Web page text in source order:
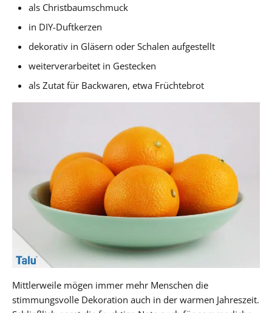
als Christbaumschmuck
in DIY-Duftkerzen
dekorativ in Gläsern oder Schalen aufgestellt
weiterverarbeitet in Gestecken
als Zutat für Backwaren, etwa Früchtebrot
Mittlerweile mögen immer mehr Menschen die
stimmungsvolle Dekoration auch in der warmen Jahreszeit.